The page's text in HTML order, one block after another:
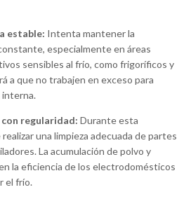
estable: Intenta mantener la
especialmente en áreas
sensibles al frío, como frigoríficos y
a que no trabajen en exceso para
regularidad: Durante esta
una limpieza adecuada de partes
La acumulación de polvo y
la eficiencia de los electrodomésticos
el frío.